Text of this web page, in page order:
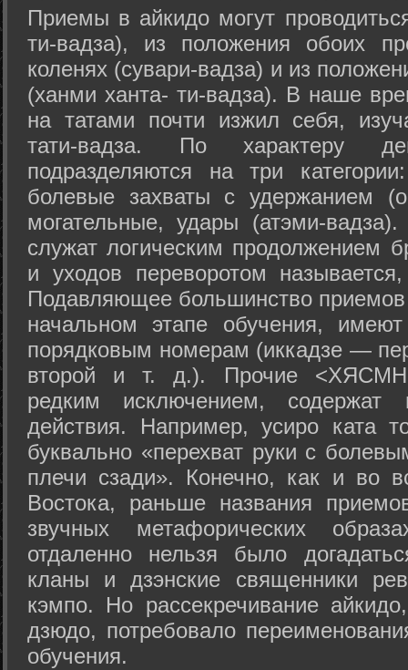
Приемы в айкидо могут
ти-вадза), из положения обоих
коленях (сувари-вадза) и из
(ханми ханта- ти-вадза). В наше
на татами почти изжил себя,
тати-вадза. По характеру
подразделяются на три
болевые захваты с удержанием
могательные, удары (атэми-
служат логическим продолжением
и уходов переворотом
Подавляющее большинство
начальном этапе обучения,
порядковым номерам (иккадзе —
второй и т. д.). Прочие
редким исключением, содержат
действия. Например, усиро ката
буквально «перехват руки с
плечи сзади». Конечно, как и во
Востока, раньше названия
звучных метафорических
отдаленно нельзя было
кланы и дзэнские священники
кэмпо. Но рассекречивание
дзюдо, потребовало
обучения.